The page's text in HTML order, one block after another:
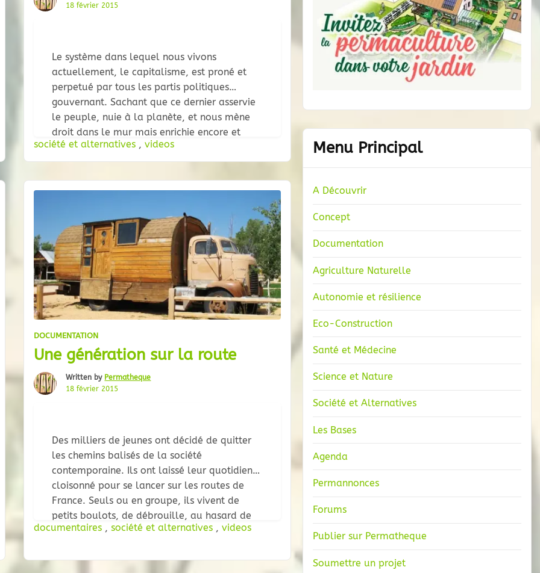
18 février 2015
Le système dans lequel nous vivons
actuellement, le capitalisme, est proné et
perpetué par tous les partis politiques
gouvernant. Sachant que ce dernier asservie
le peuple, nuie à la planète, et nous mène
droit dans le mur mais enrichie encore et
toujours tout un groupe de personnes et de
sociétés multinationnales, le constat est fait
société et alternatives , videos
DOCUMENTATION
Une génération sur la route
Written by Permatheque
18 février 2015
Des milliers de jeunes ont décidé de quitter
les chemins balisés de la société
contemporaine. Ils ont laissé leur quotidien
cloisonné pour se lancer sur les routes de
France. Seuls ou en groupe, ils vivent de
petits boulots, de débrouille, au hasard de
leurs destinations. Aurélia et Saada rêvent
documentaires , société et alternatives , videos
Menu Principal
A Découvrir
Concept
Documentation
Agriculture Naturelle
Autonomie et résilience
Eco-Construction
Santé et Médecine
Science et Nature
Société et Alternatives
Les Bases
Agenda
Permannonces
Forums
Publier sur Permatheque
Soumettre un projet